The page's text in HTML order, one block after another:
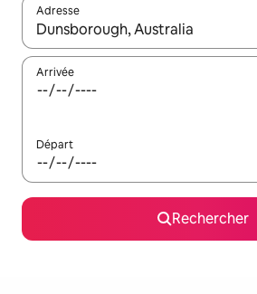
Adresse
Lorsque les résultats s'affichent,
Arrivée
Départ
Rechercher